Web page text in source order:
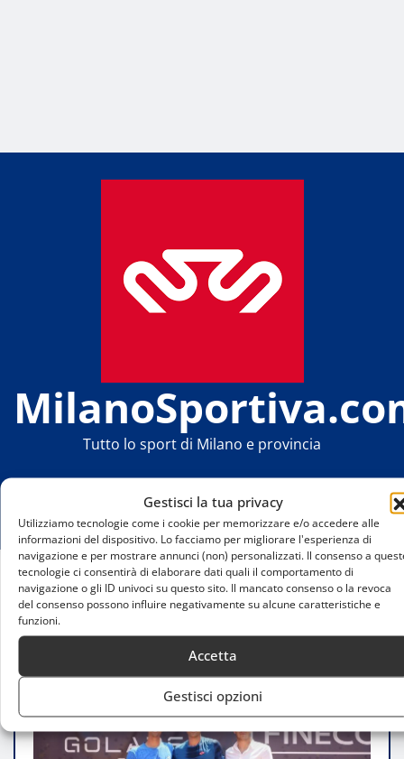
Gestisci la tua privacy
Utilizziamo tecnologie come i cookie per memorizzare e/o accedere alle
informazioni del dispositivo. Lo facciamo per migliorare l'esperienza di
navigazione e per mostrare annunci (non) personalizzati. Il consenso a
tecnologie ci consentirà di elaborare dati quali il comportamento di
navigazione o gli ID univoci su questo sito. Il mancato consenso o la revoca
del consenso possono influire negativamente su alcune caratteristiche e
funzioni.
Accetta
Gestisci opzioni
Tutto lo sport di Milano e provincia
Home
Golarsa Cup, Kravchenko vince a Milano la prima
edizione